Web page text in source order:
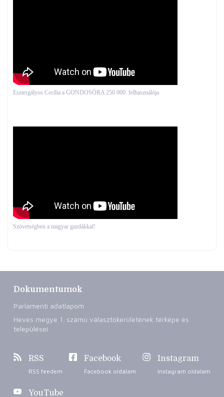
Esztergályos Cecília a GONDOSÓRA 250 000. felhasználója
Szövetségben a magyar gazdákkal!
Dokumentumok
Parlamenti adatlapom
Heves megye 1. számú választókerületének térképe és
települései
RSS
RSS feedem
Facebook
Facebook oldalam
Instagram
Instagram oldalam
YouTube